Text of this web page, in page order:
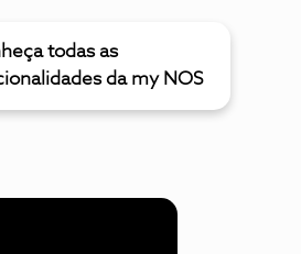
todas as
da my NOS